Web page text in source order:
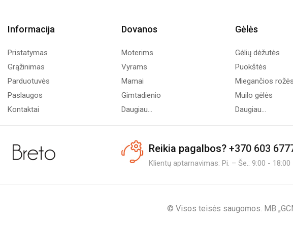
Informacija
Pristatymas
Grąžinimas
Parduotuvės
Paslaugos
Kontaktai
Dovanos
Moterims
Vyrams
Mamai
Gimtadienio
Daugiau...
Gėlės
Gėlių dėžutės
Puokštės
Miegančios rožės
Muilo gėlės
Daugiau...
Reikia pagalbos? +370 603
Klientų aptarnavimas: Pi. – Še.: 9:00 - 18:00
© Visos teisės saugomos. MB